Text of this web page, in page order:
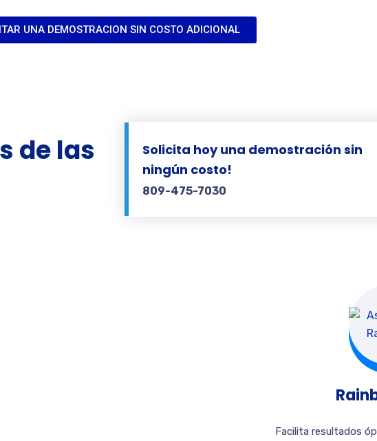
UNA DEMOSTRACION SIN COSTO ADICIONAL
de las
Solicita hoy una demostración sin
ningún costo!
809-475-7030
Facilita resultados